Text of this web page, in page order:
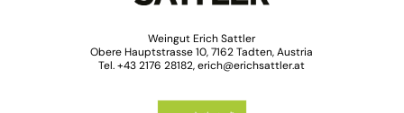
Weingut Erich Sattler
Obere Hauptstrasse 10, 7162 Tadten, Austria
Tel. +43 2176 28182, erich@erichsattler.at